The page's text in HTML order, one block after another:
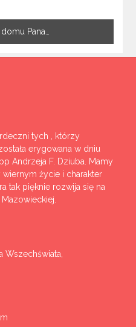
Pana…
tych , którzy
erygowana w dniu
Andrzeja F. Dziuba. Mamy
życie i charakter
tak pięknie rozwija się na
Wszechświata,